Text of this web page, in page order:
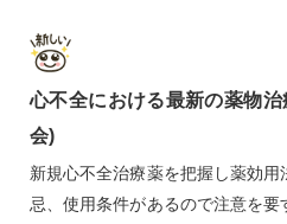
心不全における最新の薬物
会)
新規心不全治療薬を把握し薬効
忌、使用条件があるので注意を要